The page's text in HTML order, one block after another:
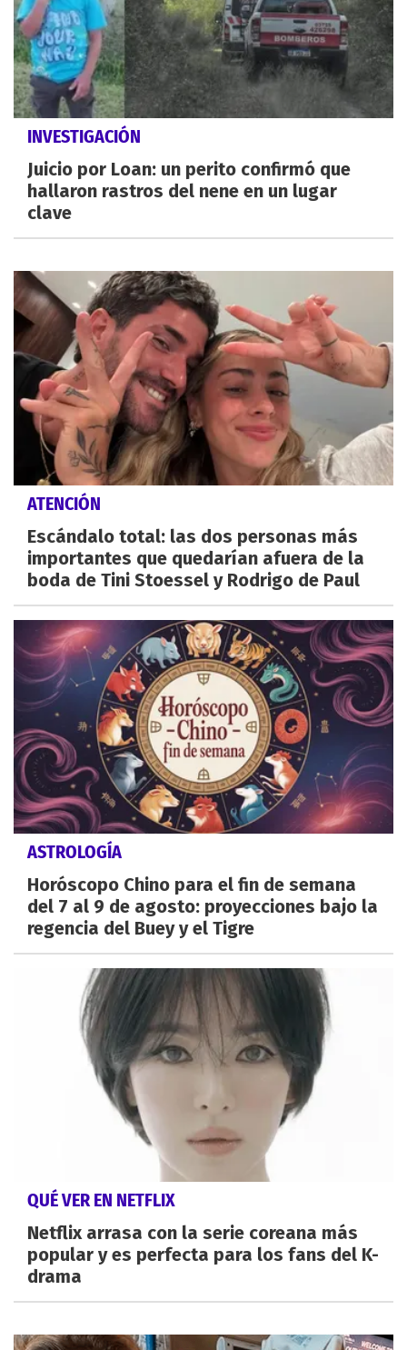
INVESTIGACIÓN
Juicio por Loan: un perito confirmó que
hallaron rastros del nene en un lugar
clave
ATENCIÓN
Escándalo total: las dos personas más
importantes que quedarían afuera de la
boda de Tini Stoessel y Rodrigo de Paul
ASTROLOGÍA
Horóscopo Chino para el fin de semana
del 7 al 9 de agosto: proyecciones bajo la
regencia del Buey y el Tigre
QUÉ VER EN NETFLIX
Netflix arrasa con la serie coreana más
popular y es perfecta para los fans del K-
drama